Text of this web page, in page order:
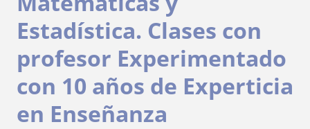
Estadística. Clases con
profesor Experimentado
con 10 años de Experticia
en Enseñanza